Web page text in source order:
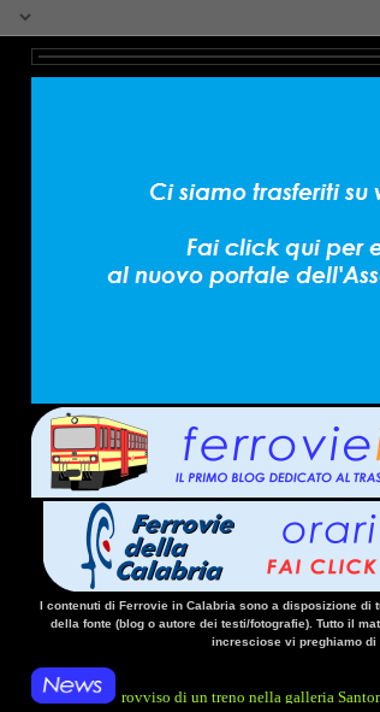
I contenuti di Ferrovie in Calabria sono a disposizione
della fonte (blog o autore dei testi/fotografie). Tutto il
incresciose vi preghiamo di
improvviso di un treno nella galleria